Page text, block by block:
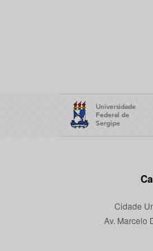
Cidade
Av. Marcelo